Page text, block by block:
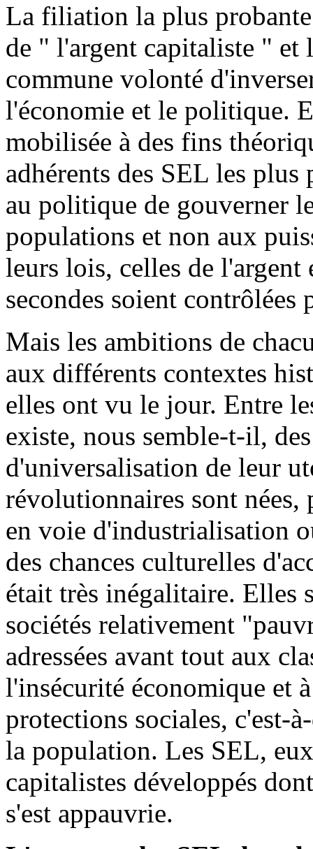
La filiation la plus
de " l'argent capitaliste " et
commune volonté
l'économie et le politique.
mobilisée à des fins
adhérents des SEL les plus
au politique de gouverner
populations et non aux
leurs lois, celles de
secondes soient contrôlées
Mais les ambitions de
aux différents contextes
elles ont vu le jour. Entre
existe, nous semble-t-il,
d'universalisation de leur
révolutionnaires sont nées,
en voie d'industrialisation
des chances culturelles
était très inégalitaire. Elles
sociétés relativement
adressées avant tout aux
l'insécurité économique et
protections sociales, c'est-
la population. Les SEL,
capitalistes développés
s'est appauvrie.